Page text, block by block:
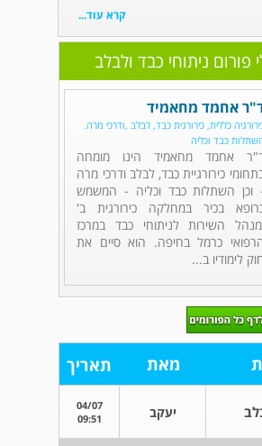
קרא עוד...
פורום ניתוחי כבד ולבלב
אחמד מחאמיד
כללית, כירורגית כבד, לבלב ,ודרכי מרה.
כבד וכליה
אחמד מחאמיד הינו מומחה
כירורגיית כבד, לבלב ודרכי מרה
וכן השתלות כבד וכליה - המשמש
בכיר במחלקה כירורגית ב'
השירות לניתוחי כבד במרכז
כרמל בחיפה. הוא סיים את
לימודיו ב...
מאת תאריך
יעקב
04/07
09:51